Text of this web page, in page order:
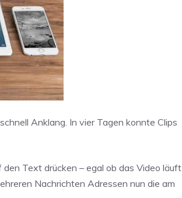
Anklang. In vier Tagen konnte Clips
Text drücken – egal ob das Video läuft
Nachrichten Adressen nun die am